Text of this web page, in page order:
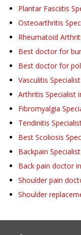
Plantar Fasciitis
Osteoarthritis
Rheumatoid
Best doctor for
Best doctor for
Vasculitis
Arthritis Specialist
Fibromyalgia
Tendinitis
Best Scoliosis
Backpain
Back pain doctor
Shoulder pain
Shoulder